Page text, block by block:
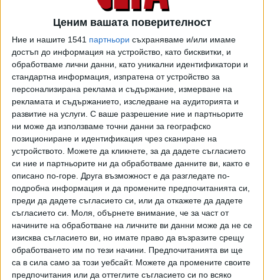
Ценим вашата поверителност
Ние и нашите 1541 партньори съхраняваме и/или имаме
достъп до информация на устройство, като бисквитки, и
обработваме лични данни, като уникални идентификатори и
стандартна информация, изпратена от устройство за
персонализирана реклама и съдържание, измерване на
рекламата и съдържанието, изследване на аудиторията и
развитие на услуги. С ваше разрешение ние и партньорите
ни може да използваме точни данни за географско
позициониране и идентификация чрез сканиране на
устройството. Можете да кликнете, за да дадете съгласието
си ние и партньорите ни да обработваме данните ви, както е
описано по-горе. Друга възможност е да разгледате по-
подробна информация и да промените предпочитанията си,
преди да дадете съгласието си, или да откажете да дадете
съгласието си.
Моля, обърнете внимание, че за част от
начините на обработване на личните ви данни може да не се
изисква съгласието ви, но имате право да възразите срещу
обработването им по тези начини. Предпочитанията ви ще
са в сила само за този уебсайт. Можете да промените своите
предпочитания или да оттеглите съгласието си по всяко
шанс епидемията у нас да се размине без да отчете пик.
Пробата на едномесечното бебе, прието в инфекциозна
клиника в Пловдив заради съмнение за коронавирус след
контакт със завърнали се от Италия роднини, е
отрицателна.
В „Пирогов“ има четирима интубирани в тежко състояние
и 7 в добро състояние. "Сред интубираните има един
човек, който е в много тежко състояние. Във ВМА имаме
двама болни, които бяха на ръба на дихателната
недостатъчност, засега удържат положението", съобщи
Мутафчийски с уточнението, че всички пациенти в тежко
състояние имат съпътстващи болести. Междувременно
от Столична община съобщиха, че заради потвърдени
случаи на вирусав Пета МБАЛ приемът на пациенти
се преустановява, с изключение на отделението за
диализа. Вътрешното отделение, пулмологията,
спешният кабинет и реанимацията са под карантина,
болните в тези отделения ще се изписват след
отрицателен резултат за коронавирус.